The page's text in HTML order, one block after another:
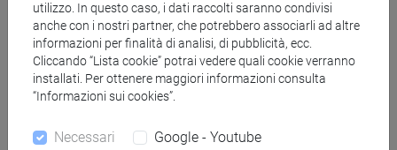
Materiali didattici
Materiali su Moodle
utilizzo. In questo caso, i dati raccolti saranno condivisi
anche con i nostri partner, che potrebbero associarli ad altre
informazioni per finalità di analisi, di pubblicità, ecc.
Cliccando “Lista cookie” potrai vedere quali cookie verranno
installati. Per ottenere maggiori informazioni consulta
“Informazioni sui cookies”.
Necessari Google - Youtube